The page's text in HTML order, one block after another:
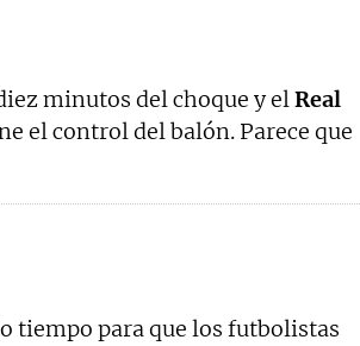
minutos del choque y elReal
el control del balón. Parece que
tiempo para que los futbolistas